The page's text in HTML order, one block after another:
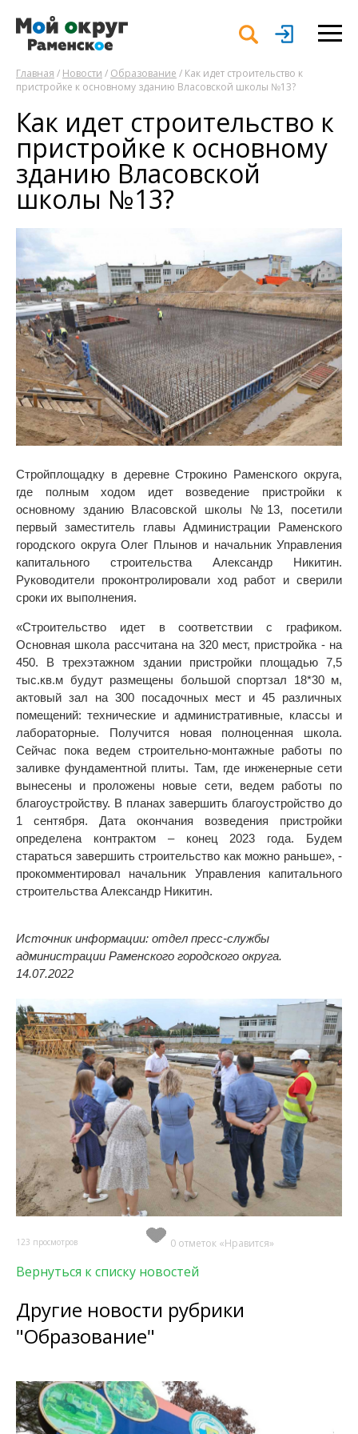
Главная / Новости / Образование / Как идет строительство к
пристройке к основному зданию Власовской школы №13?
Как идет строительство к
пристройке к основному
зданию Власовской
школы №13?
Стройплощадку в деревне Строкино Раменского округа,
где полным ходом идет возведение пристройки к
основному зданию Власовской школы №13, посетили
первый заместитель главы Администрации Раменского
городского округа Олег Плынов и начальник Управления
капитального строительства Александр Никитин.
Руководители проконтролировали ход работ и сверили
сроки их выполнения.
«Строительство идет в соответствии с графиком.
Основная школа рассчитана на 320 мест, пристройка - на
450. В трехэтажном здании пристройки площадью 7,5
тыс.кв.м будут размещены большой спортзал 18*30 м,
актовый зал на 300 посадочных мест и 45 различных
помещений: технические и административные, классы и
лабораторные. Получится новая полноценная школа.
Сейчас пока ведем строительно-монтажные работы по
заливке фундаментной плиты. Там, где инженерные сети
вынесены и проложены новые сети, ведем работы по
благоустройству. В планах завершить благоустройство до
1 сентября. Дата окончания возведения пристройки
определена контрактом – конец 2023 года. Будем
стараться завершить строительство как можно раньше», -
прокомментировал начальник Управления капитального
строительства Александр Никитин.
Источник информации: отдел пресс-службы
администрации Раменского городского округа.
14.07.2022
123 просмотров 0 отметок «Нравится»
Вернуться к списку новостей
Другие новости рубрики
"Образование"